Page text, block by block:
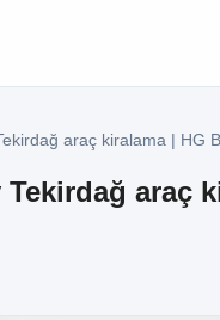
araç kiralama | HG
Tekirdağ araç